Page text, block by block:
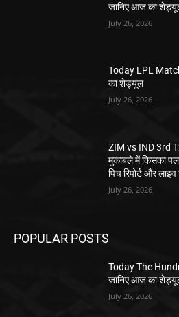
जानिए आज का
July 26, 2026
Today LPL
का शेड्यूल
July 26, 2026
ZIM vs IND 3rd
मुकाबले में किसका
पिच रिपोर्ट और
July 26, 2026
POPULAR POSTS
Today The
जानिए आज का
July 26, 2026